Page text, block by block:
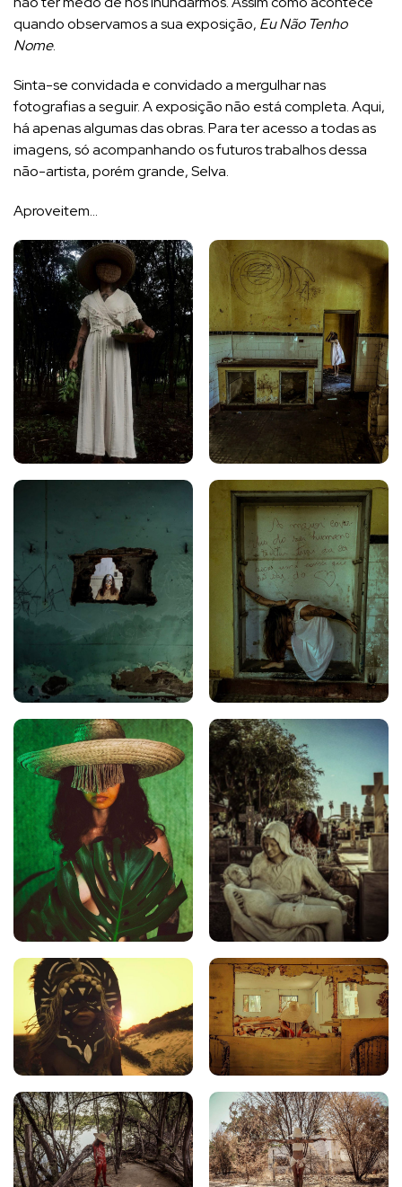
quando observamos a sua exposição, Eu Não Tenho
Nome.
Sinta-se convidada e convidado a mergulhar nas
fotografias a seguir. A exposição não está completa. Aqui,
há apenas algumas das obras. Para ter acesso a todas as
imagens, só acompanhando os futuros trabalhos dessa
não-artista, porém grande, Selva.
Aproveitem…